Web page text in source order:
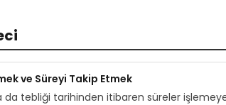
ve Süreyi Takip Etmek
da tebliği tarihinden itibaren süreler